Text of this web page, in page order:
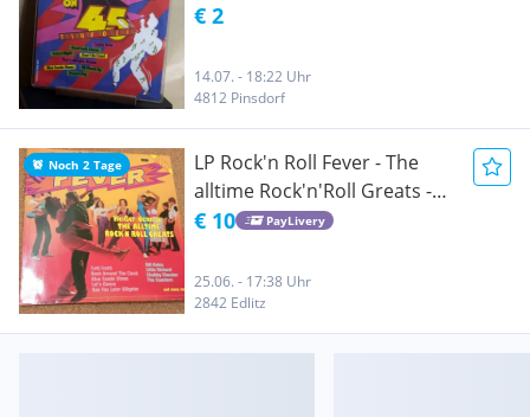
ON 45
€ 2
14.07. - 18:22 Uhr
4812 Pinsdorf
Noch 2 Tage
LP Rock'n Roll Fever - The
alltime Rock'n'Roll Greats -
Schallplatte - Langspielplatte
€ 10 PayLivery
25.06. - 17:38 Uhr
2842 Edlitz